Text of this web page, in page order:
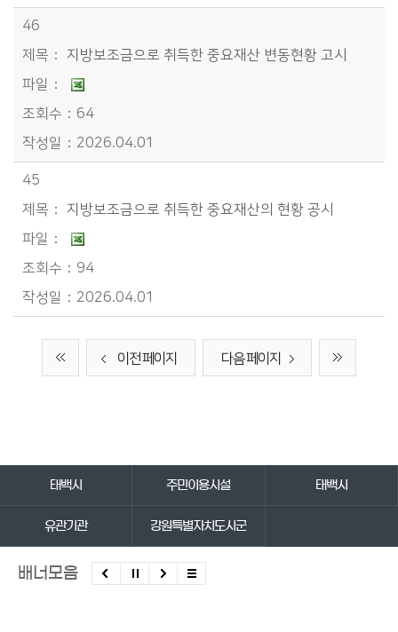
46
지방보조금으로 취득한 중요재산 변동현황 고시
64
2026.04.01
45
지방보조금으로 취득한 중요재산의 현황 공시
94
2026.04.01
이전 페이지 다음 페이지
태백시 주민이용시설 태백시
유관기관 강원특별자치도시군
배너모음